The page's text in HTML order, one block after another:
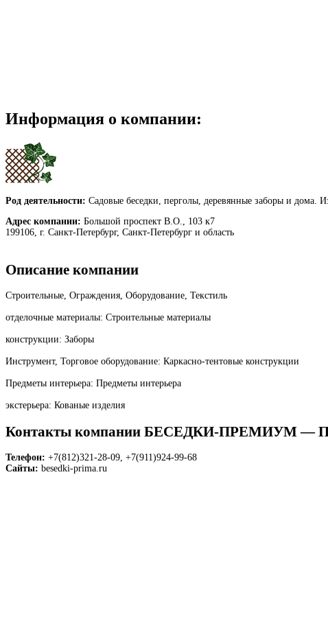
Информация о компании:
Род деятельности: Садовые беседки, перголы, деревянные заборы и дома.
Адрес компании: Большой проспект В.О., 103 к7
199106, г. Санкт-Петербург, Санкт-Петербург и область
Описание компании
Строительные, Ограждения, Оборудование, Текстиль
отделочные материалы: Строительные материалы
конструкции: Заборы
Инструмент, Торговое оборудование: Каркасно-тентовые конструкции
Предметы интерьера: Предметы интерьера
экстерьера: Кованые изделия
Контакты компании БЕСЕДКИ-ПРЕМИУМ
Телефон: +7(812)321-28-09, +7(911)924-99-68
Сайты: besedki-prima.ru